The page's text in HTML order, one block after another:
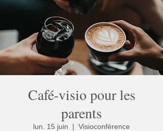
Café-visio pour les
parents
lun. 15 juin
  |
Visioconférence